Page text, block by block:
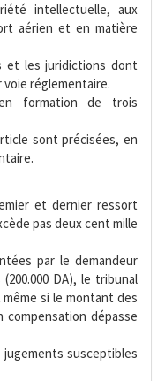
intellectuelle, aux
aérien et en matière
et les juridictions dont
réglementaire.
formation de trois
sont précisées, en
et dernier ressort
pas deux cent mille
par le demandeur
DA), le tribunal
si le montant des
dépasse
susceptibles